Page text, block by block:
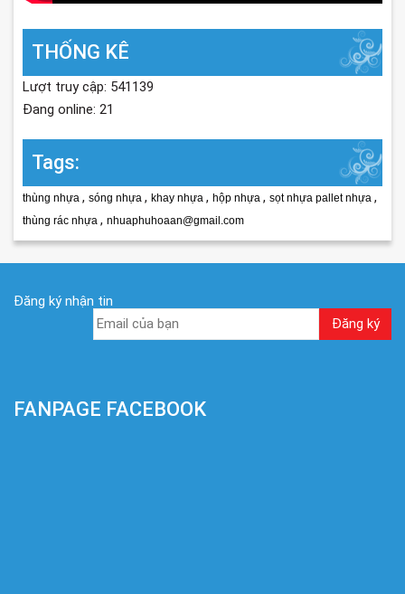
THỐNG KÊ
Lượt truy cập: 541139
Đang online: 21
Tags:
thùng nhựa , sóng nhựa , khay nhựa , hộp nhựa , sọt nhựa pallet nhựa ,
thùng rác nhựa , nhuaphuhoaan@gmail.com
Đăng ký nhận tin
FANPAGE FACEBOOK